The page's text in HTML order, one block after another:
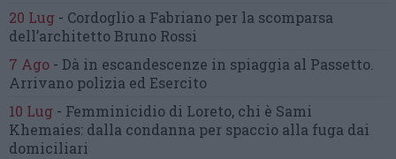
20 Lug - Cordoglio a Fabriano per la scomparsa
dell’architetto Bruno Rossi
7 Ago - Dà in escandescenze in spiaggia al Passetto.
Arrivano polizia ed Esercito
10 Lug - Femminicidio di Loreto, chi è Sami
Khemaies: dalla condanna per spaccio alla fuga dai
domiciliari